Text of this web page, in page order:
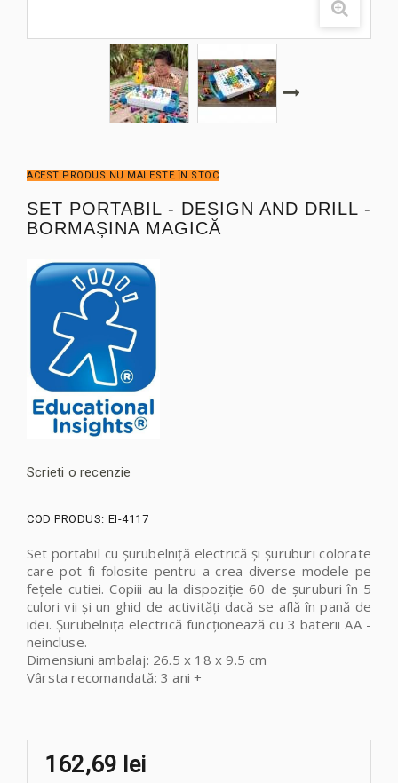
ACEST PRODUS NU MAI ESTE ÎN STOC
SET PORTABIL - DESIGN AND DRILL -
BORMAȘINA MAGICĂ
Scrieti o recenzie
COD PRODUS: EI-4117
Set portabil cu șurubelniță electrică și șuruburi colorate
care pot fi folosite pentru a crea diverse modele pe
fețele cutiei. Copiii au la dispoziție 60 de șuruburi în 5
culori vii și un ghid de activități dacă se află în pană de
idei. Șurubelnița electrică funcționează cu 3 baterii AA -
neincluse.
Dimensiuni ambalaj: 26.5 x 18 x 9.5 cm
Vârsta recomandată: 3 ani +
162,69 lei